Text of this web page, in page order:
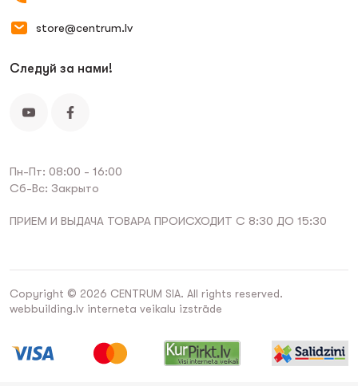
store@centrum.lv
Следуй за нами!
Пн-Пт: 08:00 - 16:00
Сб-Вс: Закрыто
ПРИЕМ И ВЫДАЧА ТОВАРА ПРОИСХОДИТ С 8:30 ДО 15:30
Copyright © 2026 CENTRUM SIA. All rights reserved.
webbuilding.lv interneta veikalu izstrāde